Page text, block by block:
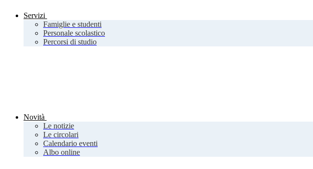
Servizi
Famiglie e studenti
Personale scolastico
Percorsi di studio
Novità
Le notizie
Le circolari
Calendario eventi
Albo online